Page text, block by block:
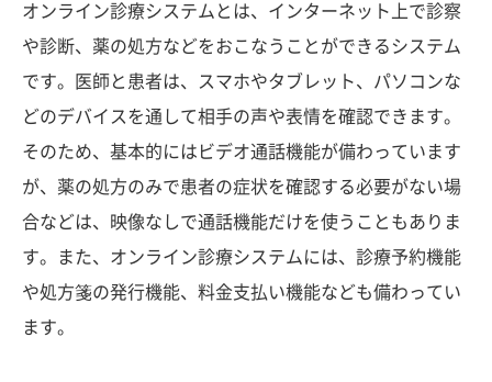
オンライン診療システムとは、インターネット上で診察
や診断、薬の処方などをおこなうことができるシステム
です。医師と患者は、スマホやタブレット、パソコンな
どのデバイスを通して相手の声や表情を確認できます。
そのため、基本的にはビデオ通話機能が備わっています
が、薬の処方のみで患者の症状を確認する必要がない場
合などは、映像なしで通話機能だけを使うこともありま
す。また、オンライン診療システムには、診療予約機能
や処方箋の発行機能、料金支払い機能なども備わってい
ます。